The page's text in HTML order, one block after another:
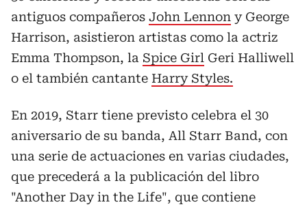
antiguos compañeros John Lennon y George
Harrison, asistieron artistas como la actriz
Emma Thompson, la Spice Girl Geri Halliwell
o el también cantante Harry Styles.
En 2019, Starr tiene previsto celebra el 30
aniversario de su banda, All Starr Band, con
una serie de actuaciones en varias ciudades,
que precederá a la publicación del libro
"Another Day in the Life", que contiene